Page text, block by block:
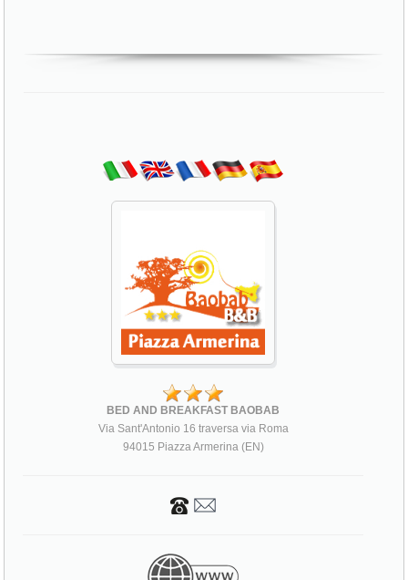
BED AND BREAKFAST BAOBAB
Via Sant'Antonio 16 traversa via Roma
94015 Piazza Armerina (EN)